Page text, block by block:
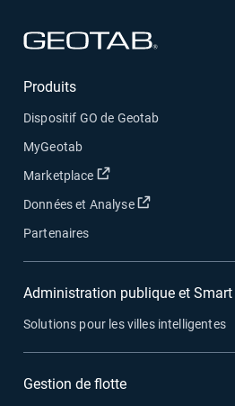
Produits
Dispositif GO de Geotab
MyGeotab
Marketplace
Ouvrir dans une
Données et Analyse Ouvrir dans
Partenaires
Administration publique et Smart
Solutions pour les villes intelligentes
Gestion de flotte